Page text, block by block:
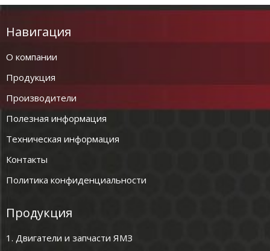
Навигация
О компании
Продукция
Производители
Полезная информация
Техническая информация
Контакты
Политика конфиденциальности
Продукция
1. Двигатели и запчасти ЯМЗ